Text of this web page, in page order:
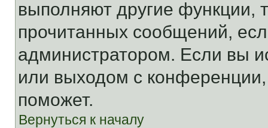
выполняют другие функции,
прочитанных сообщений,
администратором. Если вы
или выходом с
поможет.
Вернуться к началу